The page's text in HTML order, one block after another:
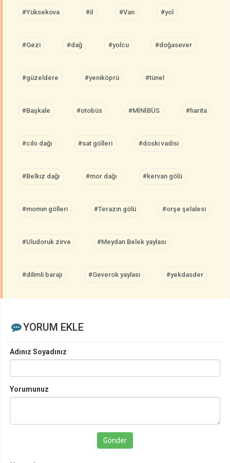
#Yüksekova #il #Van #yol
#Gezi #dağ #yolcu #doğasever
#güzeldere #yeniköprü #tünel
#Başkale #otobüs #MİNİBÜS #harita
#cilo dağı #sat gölleri #doski vadisi
#Belkız dağı #mor dağı #kervan gölü
#momın gölleri #Terazın gölü #orşe şelalesi
#Uludoruk zirve #Meydan Belek yaylası
#dilimli barajı #Geverok yaylası #yekdasder
YORUM EKLE
Adınız Soyadınız
Yorumunuz
Gönder